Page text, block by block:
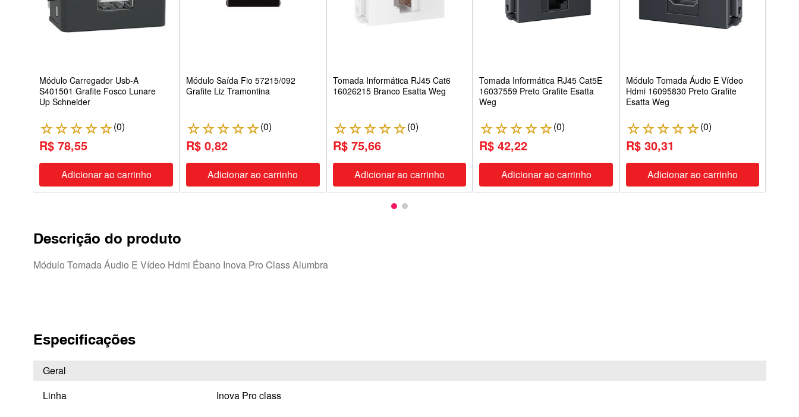
Módulo Carregador Usb-A
S401501 Grafite Fosco Lunare
Up Schneider
☆☆☆☆☆(0)
R$ 78,55
Adicionar ao carrinho
Módulo Saída Fio 57215/092
Grafite Liz Tramontina
☆☆☆☆☆(0)
R$ 0,82
Adicionar ao carrinho
Tomada Informática RJ45 Cat6
16026215 Branco Esatta Weg
☆☆☆☆☆(0)
R$ 75,66
Adicionar ao carrinho
Tomada Informática RJ45 Cat5E
16037559 Preto Grafite Esatta
Weg
☆☆☆☆☆(0)
R$ 42,22
Adicionar ao carrinho
Módulo Tomada Áudio E Vídeo
Hdmi 16095830 Preto Grafite
Esatta Weg
☆☆☆☆☆(0)
R$ 30,31
Adicionar ao carrinho
Descrição do produto
Módulo Tomada Áudio E Vídeo Hdmi Ébano Inova Pro Class Alumbra
Especificações
Geral
Linha
Inova Pro class